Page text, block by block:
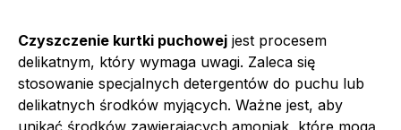
Czyszczenie kurtki puchowej jest procesem
delikatnym, który wymaga uwagi. Zaleca się
stosowanie specjalnych detergentów do puchu lub
delikatnych środków myjących. Ważne jest, aby
unikać środków zawierających amoniak, które mogą